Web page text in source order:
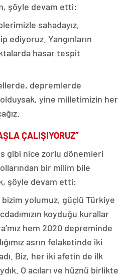
şöyle devam etti:
sahadayız,
ediyoruz. Yangınların
hasar tespit
depremlerde
yine milletimizin her
ÇALIŞIYORUZ”
gibi nice zorlu dönemleri
bir milim bile
şöyle devam etti:
yolumuz, güçlü Türkiye
koyduğu kurallar
hem 2020 depreminde
asrın felaketinde iki
Biz, her iki afetin de ilk
O acıları ve hüznü birlikte